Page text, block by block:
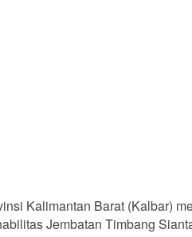
Kalimantan Barat (Kalbar)
Jembatan Timbang